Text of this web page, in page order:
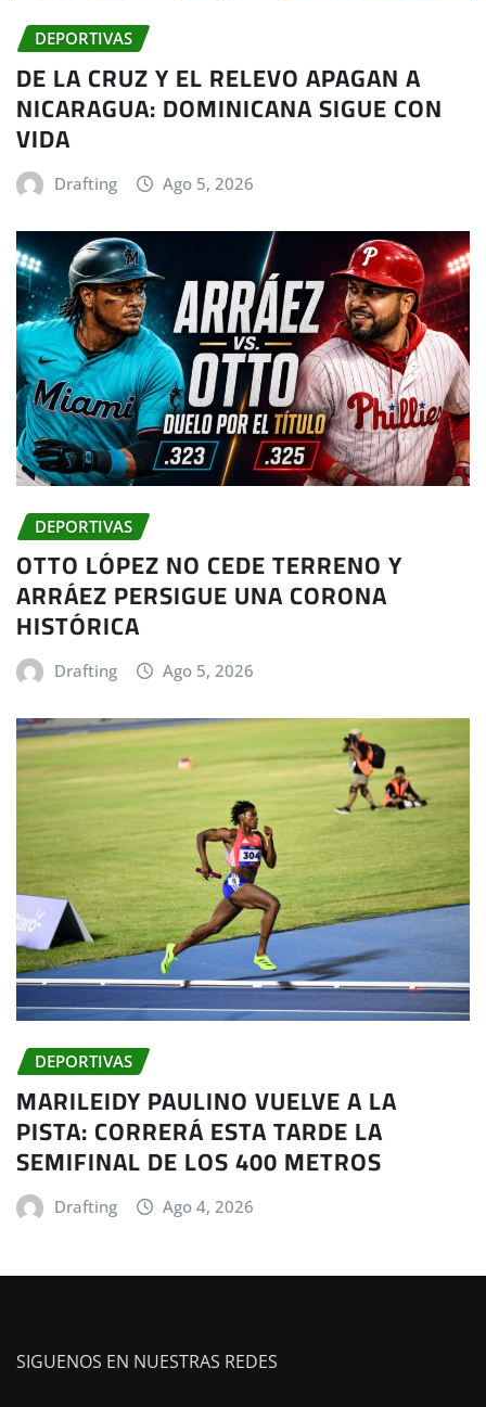
DEPORTIVAS
DE LA CRUZ Y EL RELEVO APAGAN A
NICARAGUA: DOMINICANA SIGUE CON
VIDA
Drafting Ago 5, 2026
DEPORTIVAS
OTTO LÓPEZ NO CEDE TERRENO Y
ARRÁEZ PERSIGUE UNA CORONA
HISTÓRICA
Drafting Ago 5, 2026
DEPORTIVAS
MARILEIDY PAULINO VUELVE A LA
PISTA: CORRERÁ ESTA TARDE LA
SEMIFINAL DE LOS 400 METROS
Drafting Ago 4, 2026
SIGUENOS EN NUESTRAS REDES